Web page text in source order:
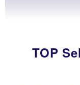
TOP